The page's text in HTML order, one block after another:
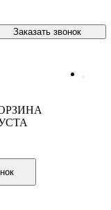
Заказать звонок